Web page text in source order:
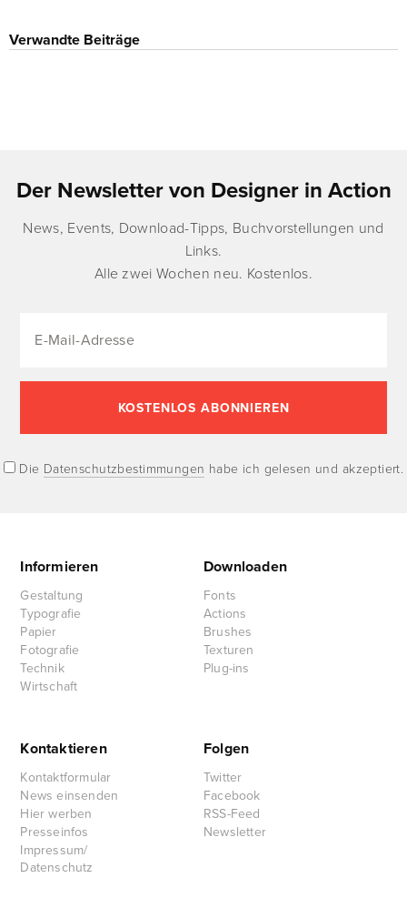
Verwandte Beiträge
Der Newsletter von Designer in Action
News, Events, Download-Tipps, Buchvorstellungen und
Links.
Alle zwei Wochen neu. Kostenlos.
Die Datenschutzbestimmungen habe ich gelesen und akzeptiert.
Informieren
Gestaltung
Typografie
Papier
Fotografie
Technik
Wirtschaft
Downloaden
Fonts
Actions
Brushes
Texturen
Plug-ins
Kontaktieren
Kontaktformular
News einsenden
Hier werben
Presseinfos
Impressum/
Datenschutz
Folgen
Twitter
Facebook
RSS-Feed
Newsletter